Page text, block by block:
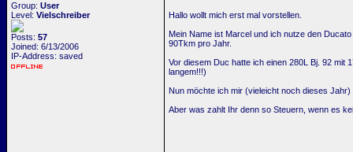
Group: User
Level: Vielschreiber
Posts: 57
Joined: 6/13/2006
IP-Address: saved
Hallo wollt mich erst mal vorstellen.
Mein Name ist Marcel und ich nutze den
90Tkm pro Jahr.
Vor diesem Duc hatte ich einen 280L Bj. 92 mit
langem!!!)
Nun möchte ich mir (vieleicht noch dieses
Aber was zahlt Ihr denn so Steuern, wenn es